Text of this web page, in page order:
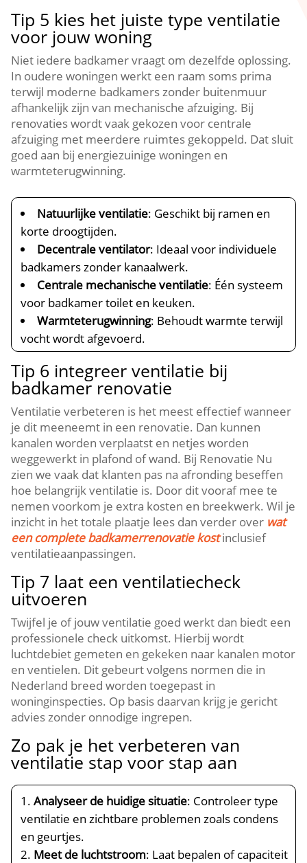
Tip 5 kies het juiste type ventilatie
voor jouw woning
Niet iedere badkamer vraagt om dezelfde oplossing.​
In oudere woningen werkt een raam soms prima
terwijl moderne badkamers zonder buitenmuur
afhankelijk zijn van mechanische afzuiging.​ Bij
renovaties wordt vaak gekozen voor centrale
afzuiging met meerdere ruimtes gekoppeld.​ Dat sluit
goed aan bij energiezuinige woningen en
warmteterugwinning.​
Natuurlijke ventilatie: Geschikt bij ramen en
korte droogtijden.​
Decentrale ventilator: Ideaal voor individuele
badkamers zonder kanaalwerk.​
Centrale mechanische ventilatie: Één systeem
voor badkamer toilet en keuken.​
Warmteterugwinning: Behoudt warmte terwijl
vocht wordt afgevoerd.​
Tip 6 integreer ventilatie bij
badkamer renovatie
Ventilatie verbeteren is het meest effectief wanneer
je dit meeneemt in een renovatie.​ Dan kunnen
kanalen worden verplaatst en netjes worden
weggewerkt in plafond of wand.​ Bij Renovatie Nu
zien we vaak dat klanten pas na afronding beseffen
hoe belangrijk ventilatie is.​ Door dit vooraf mee te
nemen voorkom je extra kosten en breekwerk.​ Wil je
inzicht in het totale plaatje lees dan verder over wat
een complete badkamerrenovatie kostinclusief
ventilatieaanpassingen.​
Tip 7 laat een ventilatiecheck
uitvoeren
Twijfel je of jouw ventilatie goed werkt dan biedt een
professionele check uitkomst.​ Hierbij wordt
luchtdebiet gemeten en gekeken naar kanalen motor
en ventielen.​ Dit gebeurt volgens normen die in
Nederland breed worden toegepast in
woninginspecties.​ Op basis daarvan krijg je gericht
advies zonder onnodige ingrepen.​
Zo pak je het verbeteren van
ventilatie stap voor stap aan
Analyseer de huidige situatie: Controleer type
ventilatie en zichtbare problemen zoals condens
en geurtjes.​
Meet de luchtstroom: Laat bepalen of capaciteit